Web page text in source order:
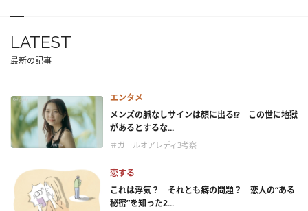
LATEST
最新の記事
エンタメ
メンズの脈なしサインは顔に出る!? この世に地獄
があるとするな...
＃ガールオアレディ3考察
恋する
これは浮気？ それとも癖の問題？ 恋人の“ある
秘密”を知った2...